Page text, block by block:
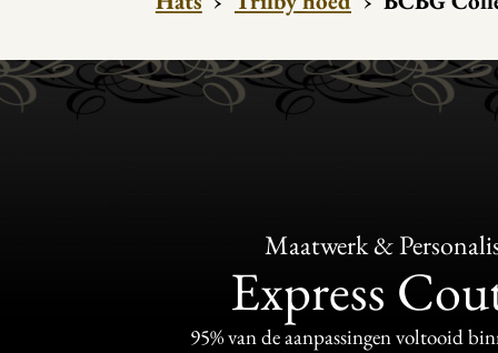
Maatwerk &
Express
95% van de aanpassingen voltooid